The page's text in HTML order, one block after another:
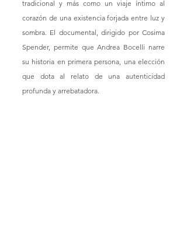
tradicional y más como un viaje íntimo al
corazón de una existencia forjada entre luz y
sombra. El documental, dirigido por Cosima
Spender, permite que Andrea Bocelli narre
su historia en primera persona, una elección
que dota al relato de una autenticidad
profunda y arrebatadora.